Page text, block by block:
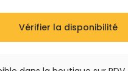
Vérifier la disponibilité